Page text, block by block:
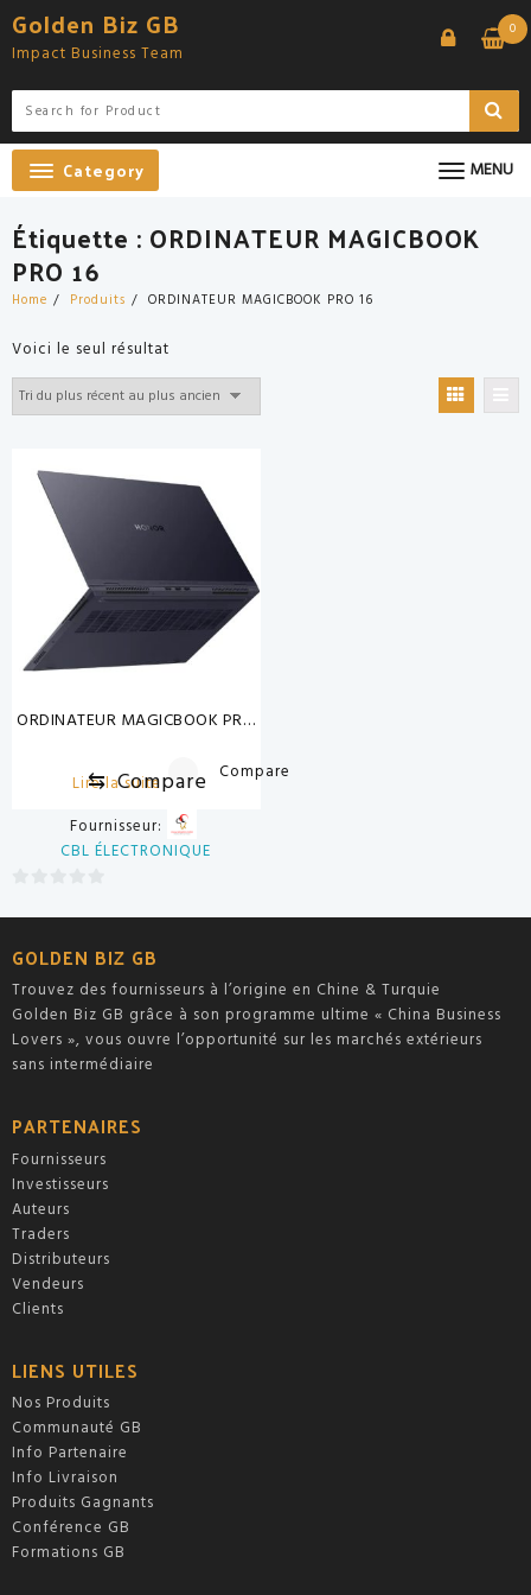
Skip
to
content
Golden Biz GB
Impact Business Team
0
Category MENU
Étiquette : ORDINATEUR MAGICBOOK
PRO 16
Home Produits ORDINATEUR MAGICBOOK PRO 16
Voici le seul résultat
ORDINATEUR MAGICBOOK PRO
Lire la suite
⇆ Compare Compare
Fournisseur:
CBL ÉLECTRONIQUE
5
GOLDEN BIZ GB
Trouvez des fournisseurs à l’origine en Chine & Turquie
Golden Biz GB grâce à son programme ultime « China Business
Lovers », vous ouvre l’opportunité sur les marchés extérieurs
sans intermédiaire
PARTENAIRES
Fournisseurs
Investisseurs
Auteurs
Traders
Distributeurs
Vendeurs
Clients
LIENS UTILES
Nos Produits
Communauté GB
Info Partenaire
Info Livraison
Produits Gagnants
Conférence GB
Formations GB